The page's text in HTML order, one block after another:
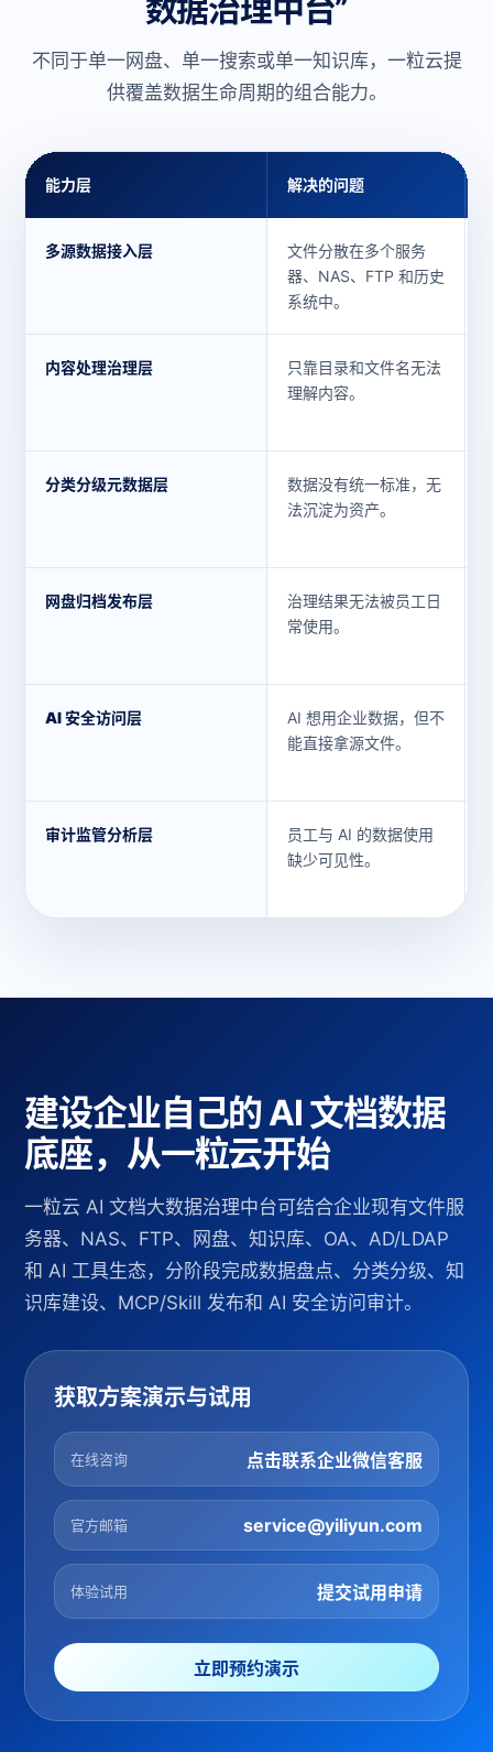
数据治理中台”
不同于单一网盘、单一搜索或单一知识库，一粒云提
供覆盖数据生命周期的组合能力。
能力层 解决的问题
多源数据接入层
文件分散在多个服务
器、NAS、FTP 和历史
系统中。
内容处理治理层
只靠目录和文件名无法
理解内容。
分类分级元数据层
数据没有统一标准，无
法沉淀为资产。
网盘归档发布层
治理结果无法被员工日
常使用。
AI 安全访问层
AI 想用企业数据，但不
能直接拿源文件。
审计监管分析层
员工与 AI 的数据使用
缺少可见性。
建设企业自己的 AI 文档数据
底座，从一粒云开始
一粒云 AI 文档大数据治理中台可结合企业现有文件服
务器、NAS、FTP、网盘、知识库、OA、AD/LDAP
和 AI 工具生态，分阶段完成数据盘点、分类分级、知
识库建设、MCP/Skill 发布和 AI 安全访问审计。
获取方案演示与试用
在线咨询 点击联系企业微信客服
官方邮箱 service@yiliyun.com
体验试用 提交试用申请
立即预约演示